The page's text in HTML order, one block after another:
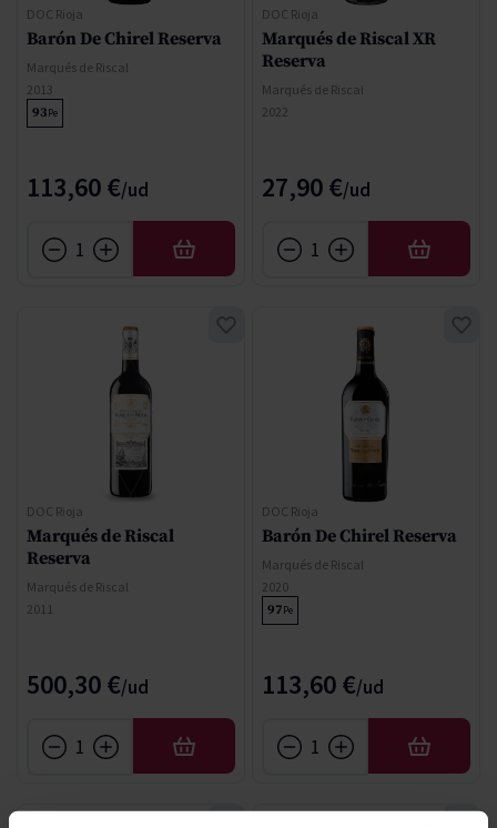
DOC Rioja
Barón De Chirel Reserva
Marqués de Riscal
2013
93Pe
113,60 €
AÑADIR
DOC Rioja
Marqués de Riscal XR
Reserva
Marqués de Riscal
2022
27,90 €
AÑADIR
DOC Rioja
Marqués de Riscal
Reserva
Marqués de Riscal
2011
500,30 €
AÑADIR
DOC Rioja
Barón De Chirel Reserva
Marqués de Riscal
2020
97Pe
113,60 €
AÑADIR